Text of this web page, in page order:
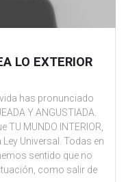
LO EXTERIOR
has pronunciado
Y ANGUSTIADA.
TU MUNDO INTERIOR,
Ley Universal. Todas en
sentido que no
como salir de